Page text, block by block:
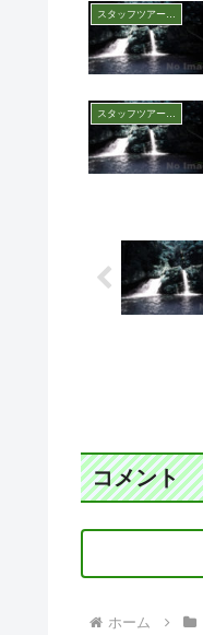
コメント
ホーム